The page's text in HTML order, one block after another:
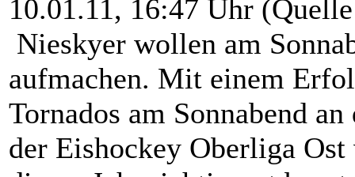
10.01.11, 16:47 Uhr
Nieskyer wollen am
aufmachen. Mit einem
Tornados am Sonnabend
der Eishockey Oberliga